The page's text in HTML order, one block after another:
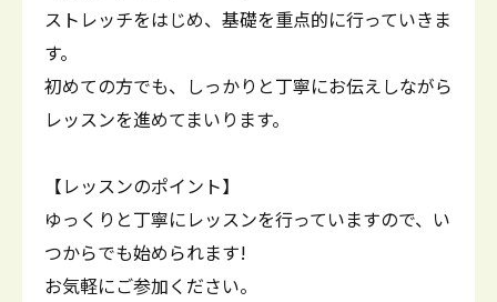
ストレッチをはじめ、基礎を重点的に行っていきま
す。
初めての方でも、しっかりと丁寧にお伝えしながら
レッスンを進めてまいります。
【レッスンのポイント】
ゆっくりと丁寧にレッスンを行っていますので、い
つからでも始められます!
お気軽にご参加ください。